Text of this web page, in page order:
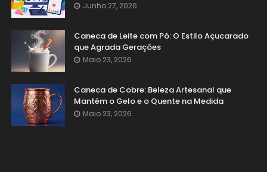
Junho 27, 2026
Caneca de Leite com Pó: O Estilo Açucarado
que Agrada Gerações
Maio 23, 2026
Caneca de Cobre: Beleza Artesanal que
Mantém o Gelo e o Quente na Medida
Maio 23, 2026